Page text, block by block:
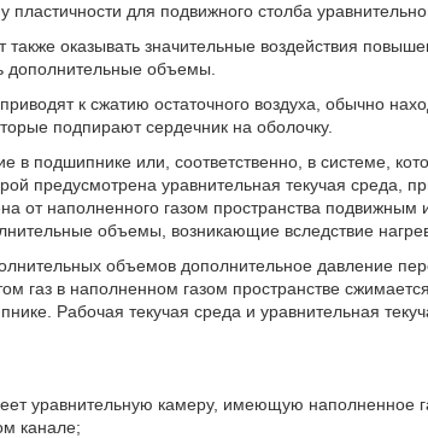
пластичности для подвижного столба
также оказывать значительные воздействия
дополнительные объемы.
к сжатию остаточного воздуха, обычно
подпирают сердечник на оболочку.
в подшипнике или, соответственно, в системе,
предусмотрена уравнительная текучая среда,
от наполненного газом пространства
объемы, возникающие вследствие
объемов дополнительное давление
газ в наполненном газом пространстве
Рабочая текучая среда и уравнительная
уравнительную камеру, имеющую наполненное
канале;